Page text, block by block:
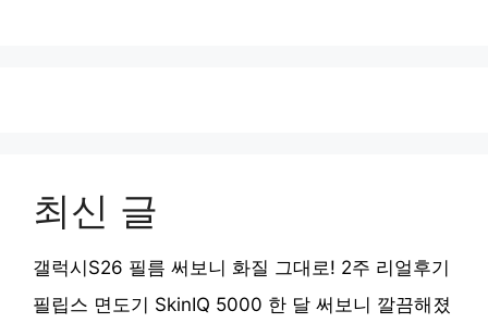
최신 글
갤럭시S26 필름 써보니 화질 그대로! 2주 리얼후기
필립스 면도기 SkinIQ 5000 한 달 써보니 깔끔해졌